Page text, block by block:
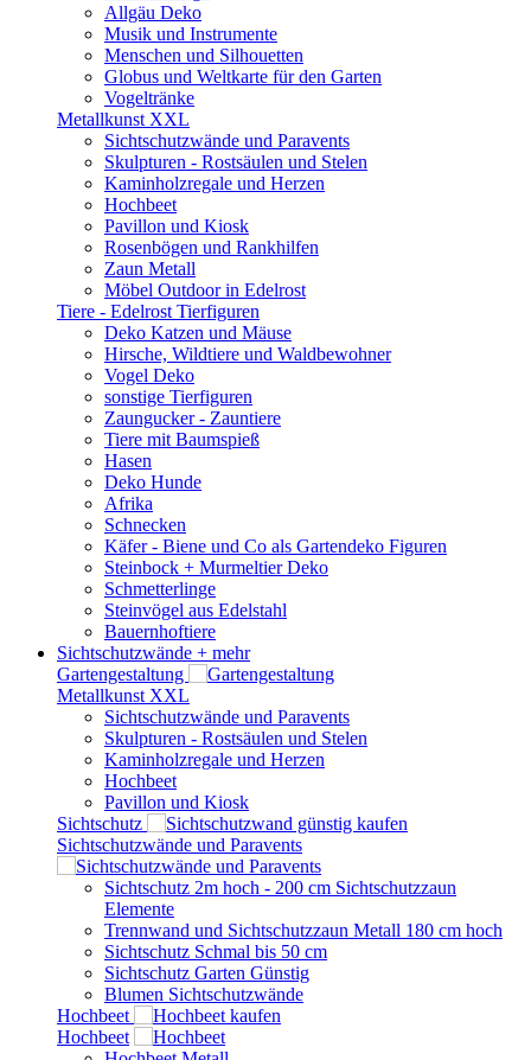
Allgäu Deko
Musik und Instrumente
Menschen und Silhouetten
Globus und Weltkarte für den Garten
Vogeltränke
Metallkunst XXL
Sichtschutzwände und Paravents
Skulpturen - Rostsäulen und Stelen
Kaminholzregale und Herzen
Hochbeet
Pavillon und Kiosk
Rosenbögen und Rankhilfen
Zaun Metall
Möbel Outdoor in Edelrost
Tiere - Edelrost Tierfiguren
Deko Katzen und Mäuse
Hirsche, Wildtiere und Waldbewohner
Vogel Deko
sonstige Tierfiguren
Zaungucker - Zauntiere
Tiere mit Baumspieß
Hasen
Deko Hunde
Afrika
Schnecken
Käfer - Biene und Co als Gartendeko Figuren
Steinbock + Murmeltier Deko
Schmetterlinge
Steinvögel aus Edelstahl
Bauernhoftiere
Sichtschutzwände + mehr
Gartengestaltung
Metallkunst XXL
Sichtschutzwände und Paravents
Skulpturen - Rostsäulen und Stelen
Kaminholzregale und Herzen
Hochbeet
Pavillon und Kiosk
Sichtschutz
Sichtschutzwände und Paravents
Sichtschutz 2m hoch - 200 cm Sichtschutzzaun
Elemente
Trennwand und Sichtschutzzaun Metall 180 cm hoch
Sichtschutz Schmal bis 50 cm
Sichtschutz Garten Günstig
Blumen Sichtschutzwände
Hochbeet
Hochbeet